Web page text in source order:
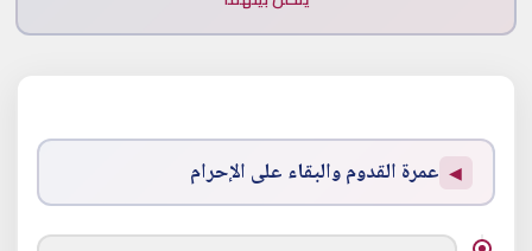
◀ عمرة القدوم والبقاء على الإحرام